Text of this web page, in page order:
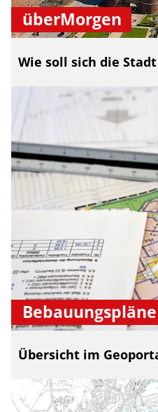
überMorgen
Wie soll sich die
Bebauungspläne
Übersicht im